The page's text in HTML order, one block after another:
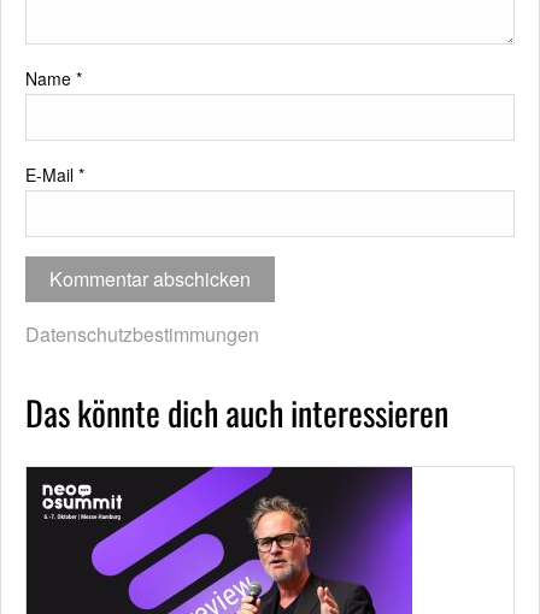
Name *
E-Mail *
Datenschutzbestimmungen
Das könnte dich auch interessieren